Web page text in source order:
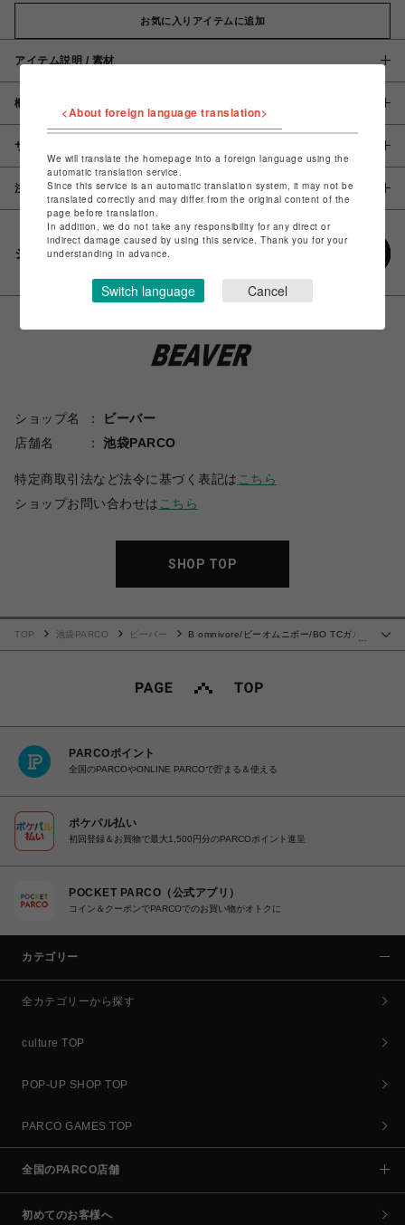
お気に入りアイテムに追加
アイテム説明 / 素材
概要
サイズ
注意事項
シェアする
ショップ名
ビーバー
店舗名
池袋PARCO
特定商取引法など法令に基づく表記は こちら
ショップお問い合わせは こちら
SHOP TOP
TOP 池袋PARCO ビーバー
B omnivore/ビーオムニボー/BO TCガル
PARCOポイント
全国のPARCOやONLINE PARCOで貯まる＆使える
ポケパル払い
初回登録＆お買物で最大1,500円分のPARCOポイント進呈
POCKET PARCO（公式アプリ）
コイン＆クーポンでPARCOでのお買い物がオトクに
カテゴリー
全カテゴリーから探す
culture TOP
POP-UP SHOP TOP
PARCO GAMES TOP
全国のPARCO店舗
初めてのお客様へ
<About foreign language translation>
We will translate the homepage into a foreign language using the
automatic translation service.
Since this service is an automatic translation system, it may not be
translated correctly and may differ from the original content of the
page before translation.
In addition, we do not take any responsibility for any direct or
indirect damage caused by using this service. Thank you for your
understanding in advance.
Switch language Cancel